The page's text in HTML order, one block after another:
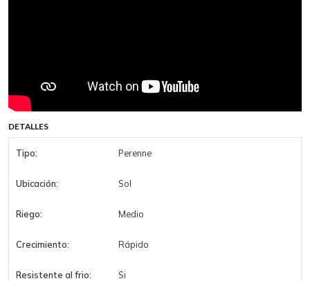
DETALLES
Tipo: Perenne
Ubicación: Sol
Riego: Medio
Crecimiento: Rápido
Resistente al frio: Si